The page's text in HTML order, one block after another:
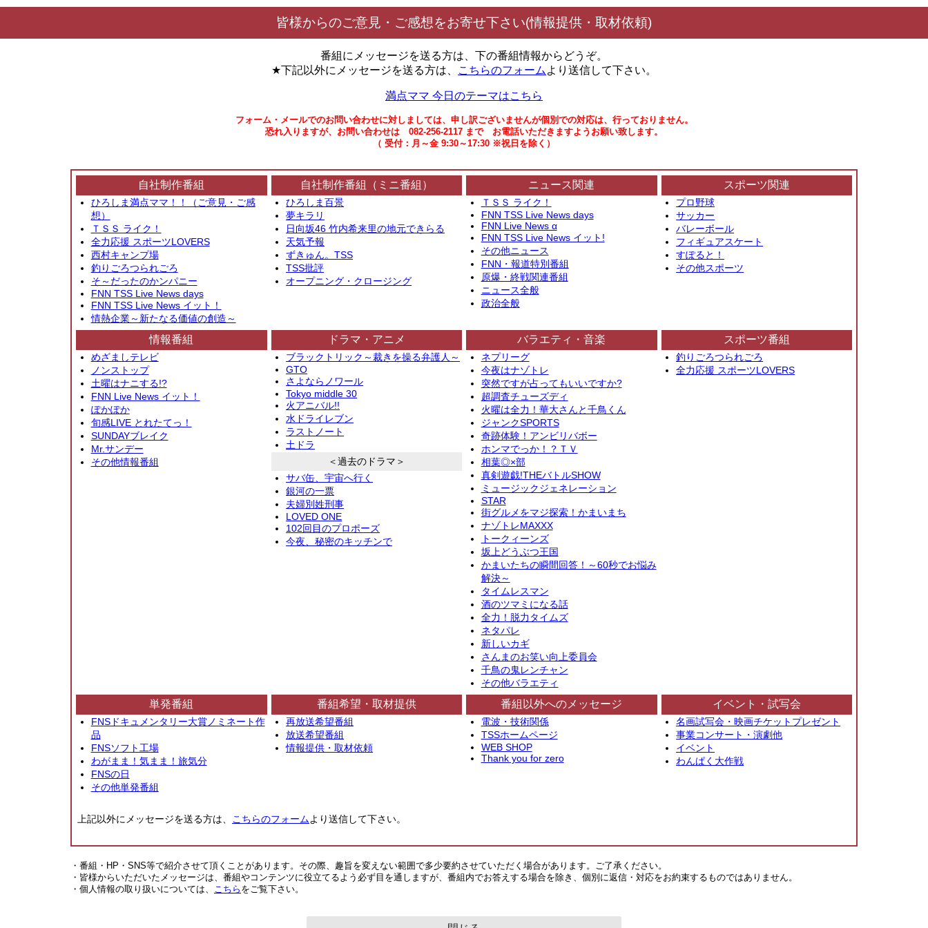
皆様からのご意見・ご感想をお寄せ下さい(情報提供・取材依頼)
番組にメッセージを送る方は、下の番組情報からどうぞ。
★下記以外にメッセージを送る方は、
こちらのフォーム より送信して下さい。
満点ママ 今日のテーマはこちら
フォーム・メールでのお問い合わせに対しましては、申し訳ございませんが個別での対応は、行っておりません。
恐れ入りますが、お問い合わせは 082-256-2117 まで お電話いただきますようお願い致します。
（ 受付：月～金 9:30～17:30 ※祝日を除く）
自社制作番組
ひろしま満点ママ！！（ご意見・ご感
想）
ＴＳＳ ライク！
全力応援 スポーツLOVERS
西村キャンプ場
釣りごろつられごろ
そ～だったのかンパニー
FNN TSS Live News days
FNN TSS Live News イット！
情熱企業～新たなる価値の創造～
自社制作番組（ミニ番組）
ひろしま百景
夢キラリ
日向坂46 竹内希来里の地元できらる
天気予報
ずきゅん。TSS
TSS批評
オープニング・クロージング
ニュース関連
ＴＳＳ ライク！
FNN TSS Live News days
FNN Live News α
FNN TSS Live News イット!
その他ニュース
FNN・報道特別番組
原爆・終戦関連番組
ニュース全般
政治全般
スポーツ関連
プロ野球
サッカー
バレーボール
フィギュアスケート
すぽると！
その他スポーツ
情報番組
めざましテレビ
ノンストップ
土曜はナニする!?
FNN Live News イット！
ぽかぽか
旬感LIVE とれたてっ！
SUNDAYブレイク
Mr.サンデー
その他情報番組
ドラマ・アニメ
ブラックトリック～裁きを操る弁護人～
GTO
さよならノワール
Tokyo middle 30
火アニバル!!
水ドライレブン
ラストノート
土ドラ
＜過去のドラマ＞
サバ缶、宇宙へ行く
銀河の一票
夫婦別姓刑事
LOVED ONE
102回目のプロポーズ
今夜、秘密のキッチンで
バラエティ・音楽
ネプリーグ
今夜はナゾトレ
突然ですが占ってもいいですか?
超調査チューズディ
火曜は全力！華大さんと千鳥くん
ジャンクSPORTS
奇跡体験！アンビリバボー
ホンマでっか！？ＴＶ
相葉◎×部
真剣遊戯!THEバトルSHOW
ミュージックジェネレーション
STAR
街グルメをマジ探索！かまいまち
ナゾトレMAXXX
トークィーンズ
坂上どうぶつ王国
かまいたちの瞬間回答！～60秒でお悩み
解決～
タイムレスマン
酒のツマミになる話
全力！脱力タイムズ
ネタパレ
新しいカギ
さんまのお笑い向上委員会
千鳥の鬼レンチャン
その他バラエティ
スポーツ番組
釣りごろつられごろ
全力応援 スポーツLOVERS
単発番組
FNSドキュメンタリー大賞ノミネート作
品
FNSソフト工場
わがまま！気まま！旅気分
FNSの日
その他単発番組
番組希望・取材提供
再放送希望番組
放送希望番組
情報提供・取材依頼
番組以外へのメッセージ
電波・技術関係
TSSホームページ
WEB SHOP
Thank you for zero
イベント・試写会
名画試写会・映画チケットプレゼント
事業コンサート・演劇他
イベント
わんぱく大作戦
上記以外にメッセージを送る方は、 こちらのフォームより送信して下さい。
・番組・HP・SNS等で紹介させて頂くことがあります。その際、趣旨を変えない範囲で多少要約させていただく場合があります。ご了承ください。
・皆様からいただいたメッセージは、番組やコンテンツに役立てるよう必ず目を通しますが、番組内でお答えする場合を除き、個別に返信・対応をお約束するものではありません。
・個人情報の取り扱いについては、
こちら をご覧下さい。